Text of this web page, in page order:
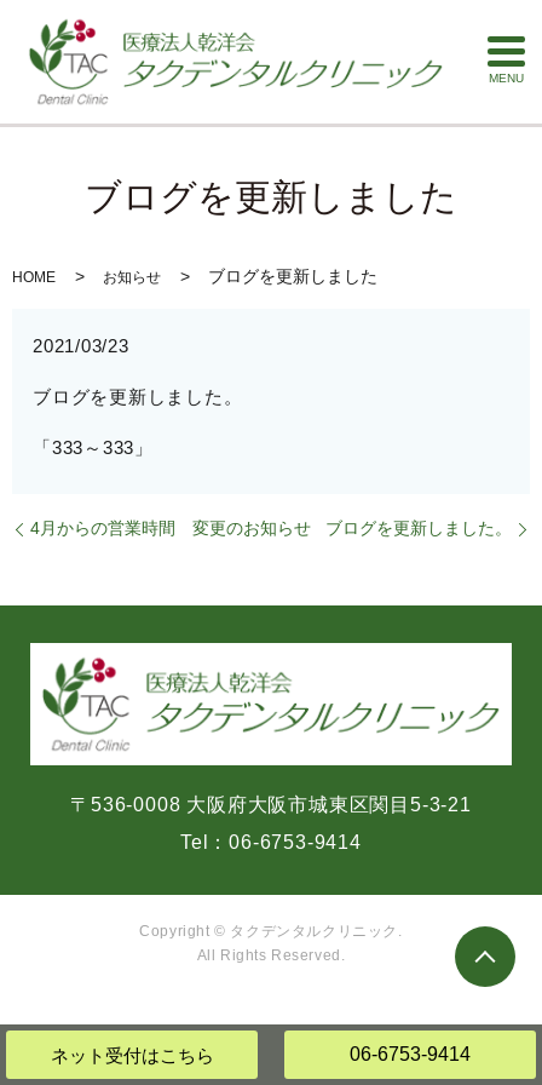
MENU
ブログを更新しました
HOME お知らせ ブログを更新しました
2021/03/23
ブログを更新しました。
「333～333」
4月からの営業時間 変更のお知らせ ブログを更新しました。
ネット受付はこちら 06-6753-9414
〒536-0008 大阪府大阪市城東区関目5-3-21
Tel：06-6753-9414
Copyright © タクデンタルクリニック.
All Rights Reserved.